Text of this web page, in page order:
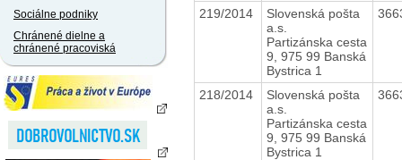
Sociálne podniky
Chránené dielne a
chránené pracoviská
219/2014
Slovenská pošta
a.s.
Partizánska cesta
9, 975 99 Banská
Bystrica 1
218/2014
Slovenská pošta
a.s.
Partizánska cesta
9, 975 99 Banská
Bystrica 1